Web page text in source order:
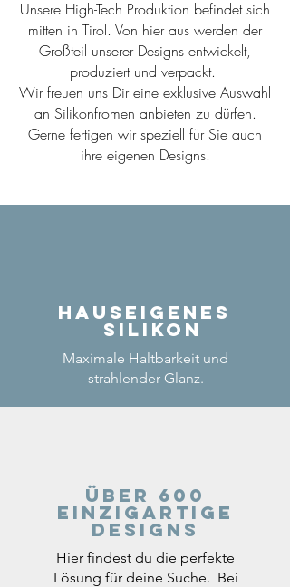
Unsere High-Tech Produktion befindet sich
mitten in Tirol. Von hier aus werden der
Großteil unserer Designs entwickelt,
produziert und verpackt.
Wir freuen uns Dir eine exklusive Auswahl
an Silikonfromen anbieten zu dürfen.
Gerne fertigen wir speziell für Sie auch
ihre eigenen Designs.
Hauseigenes
Silikon
Maximale Haltbarkeit und
strahlender Glanz.
Über 600
einzigartige
Designs
Hier findest du die perfekte
Lösung für deine Suche. Bei